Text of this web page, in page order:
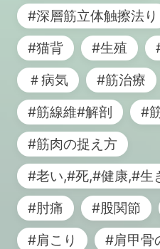
#深層筋立体触擦法り
#猫背
#生殖
＃病気
#筋治療
#筋線維#解剖
#
#筋肉の捉え方
#老い,#死,#健康,#生
#肘痛
#股関節
#肩こり
#肩甲骨